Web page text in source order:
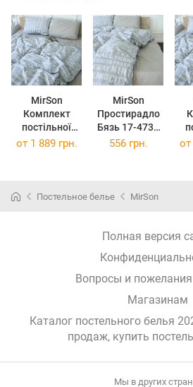
MirSon
Комплект
постільної
білизни Бязь
MirSon
Простирадло
Бязь 17-4739
Newspaper
от 1 889 грн. 556 грн. от
Постельное белье MirSon
Полная версия
Вопросы и пожелания
Магазинам
Каталог постельного белья
продаж, купить
Мы в других